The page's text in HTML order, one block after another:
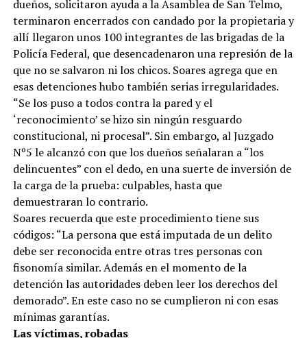
dueños, solicitaron ayuda a la Asamblea de San Telmo,
terminaron encerrados con candado por la propietaria y
allí llegaron unos 100 integrantes de las brigadas de la
Policía Federal, que desencadenaron una represión de la
que no se salvaron ni los chicos. Soares agrega que en
esas detenciones hubo también serias irregularidades.
“Se los puso a todos contra la pared y el
‘reconocimiento’ se hizo sin ningún resguardo
constitucional, ni procesal”. Sin embargo, al Juzgado
Nº5 le alcanzó con que los dueños señalaran a “los
delincuentes” con el dedo, en una suerte de inversión de
la carga de la prueba: culpables, hasta que
demuestraran lo contrario.
Soares recuerda que este procedimiento tiene sus
códigos: “La persona que está imputada de un delito
debe ser reconocida entre otras tres personas con
fisonomía similar. Además en el momento de la
detención las autoridades deben leer los derechos del
demorado”. En este caso no se cumplieron ni con esas
mínimas garantías.
Las víctimas, robadas